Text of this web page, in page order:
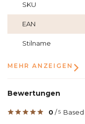
SKU
EAN
Stilname
MEHR ANZEIGEN
Bewertungen
0 /5